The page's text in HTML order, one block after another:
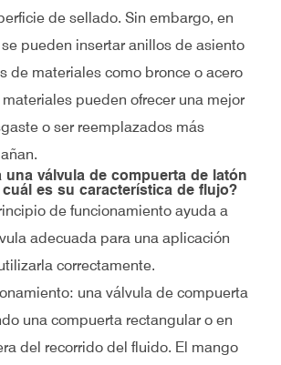
de sellado. Sin embargo, en
pueden insertar anillos de asiento
de materiales como bronce o acero
pueden ofrecer una mejor
o ser reemplazados más
válvula de compuerta de latón
es su característica de flujo?
de funcionamiento ayuda a
adecuada para una aplicación
correctamente.
una válvula de compuerta
una compuerta rectangular o en
del recorrido del fluido. El mango